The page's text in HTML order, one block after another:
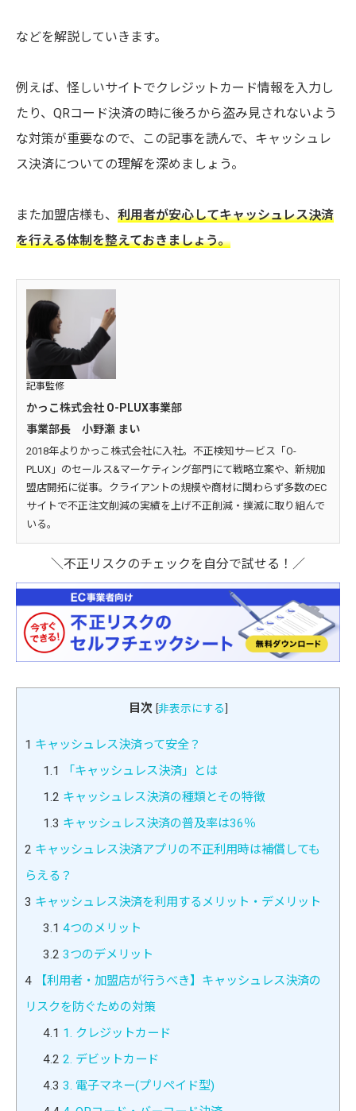
などを解説していきます。
例えば、怪しいサイトでクレジットカード情報を入力し
たり、QRコード決済の時に後ろから盗み見されないよう
な対策が重要なので、この記事を読んで、キャッシュレ
ス決済についての理解を深めましょう。
また加盟店様も、 利用者が安心してキャッシュレス決済
を行える体制を整えておきましょう。
記事監修
かっこ株式会社 O-PLUX事業部
事業部長 小野瀬 まい
2018年よりかっこ株式会社に入社。不正検知サービス「O-
PLUX」のセールス&マーケティング部門にて戦略立案や、新規加
盟店開拓に従事。クライアントの規模や商材に関わらず多数のEC
サイトで不正注文削減の実績を上げ不正削減・撲滅に取り組んで
いる。
＼不正リスクのチェックを自分で試せる！／
目次 [非表示にする]
1 キャッシュレス決済って安全？
1.1
「キャッシュレス決済」とは
1.2 キャッシュレス決済の種類とその特徴
1.3 キャッシュレス決済の普及率は36％
2 キャッシュレス決済アプリの不正利用時は補償しても
らえる？
3 キャッシュレス決済を利用するメリット・デメリット
3.1 4つのメリット
3.2 3つのデメリット
4 【利用者・加盟店が行うべき】キャッシュレス決済の
リスクを防ぐための対策
4.1 1. クレジットカード
4.2 2. デビットカード
4.3 3. 電子マネー(プリペイド型)